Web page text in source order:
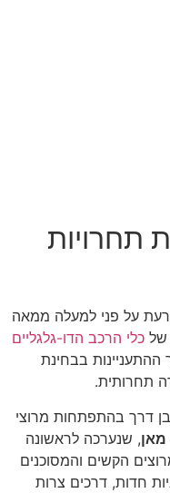
תחרויות
על פני למעלה ממאה
של כלי הרכב הדו-גלגליים
להתעורר ההתעניינות בבחינת
תחרותית.
דרך בהתפתחות מרוצי
, שנערכה לראשונה
המרוצים הקשים והמסוכנים
חדות, דרכים צרות